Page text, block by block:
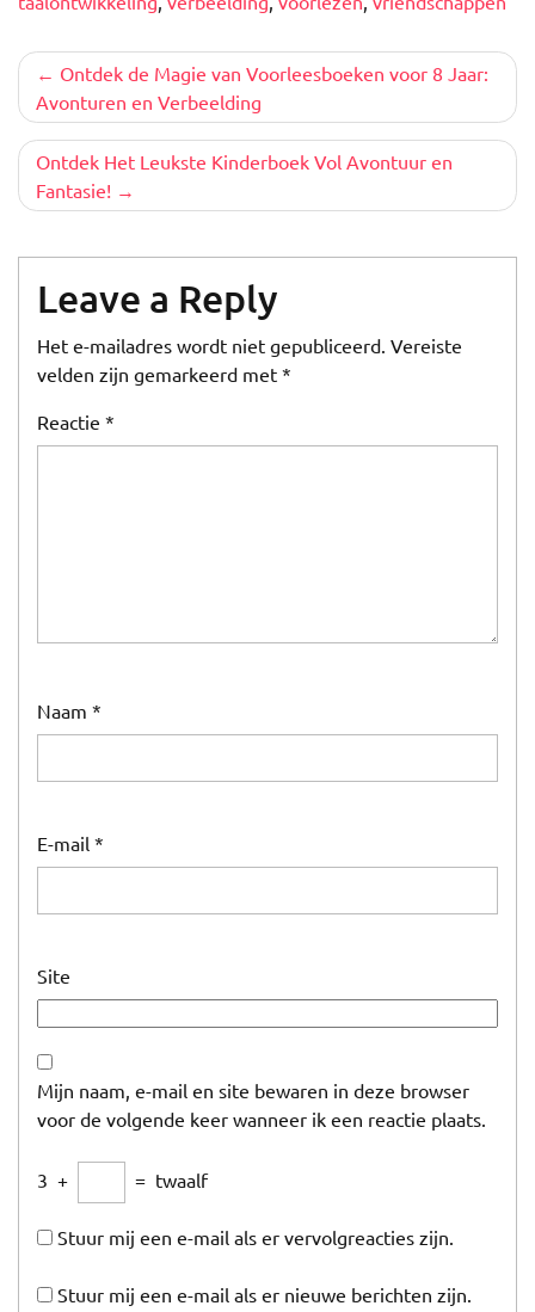
Berichtnavigatie
Ontdek de Magie van Voorleesboeken voor 8 Jaar:
Avonturen en Verbeelding
Ontdek Het Leukste Kinderboek Vol Avontuur en
Fantasie!
Leave a Reply
Het e-mailadres wordt niet gepubliceerd. Vereiste
velden zijn gemarkeerd met *
Reactie *
Naam *
E-mail *
Site
Mijn naam, e-mail en site bewaren in deze browser
voor de volgende keer wanneer ik een reactie plaats.
3 + = twaalf
Stuur mij een e-mail als er vervolgreacties zijn.
Stuur mij een e-mail als er nieuwe berichten zijn.